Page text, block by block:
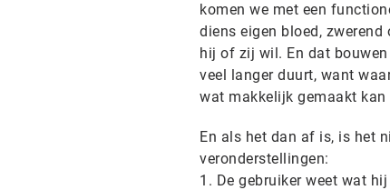
komen we met een
diens eigen bloed,
hij of zij wil. En dat
veel langer duurt, want
wat makkelijk gemaakt
En als het dan af is, is het
veronderstellingen:
1. De gebruiker weet wat